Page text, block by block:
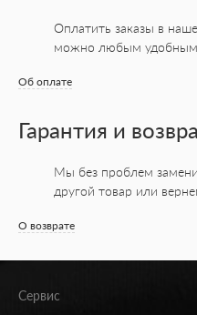
Оплатить заказы в
можно любым удобным
Об оплате
Гарантия и
Мы без проблем
другой товар или
О возврате
Сервис